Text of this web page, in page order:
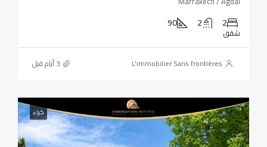
2
2
90
شقق
L'immobilier Sans frontières
كراء